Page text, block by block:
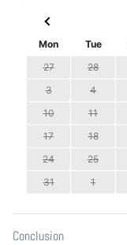
Mon
Tue
27
28
3
4
10
11
17
18
24
25
31
1
Conclusion